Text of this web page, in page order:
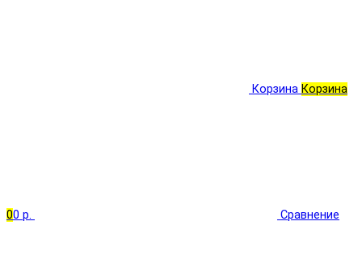
Корзина Корзина
00 р. Сравнение